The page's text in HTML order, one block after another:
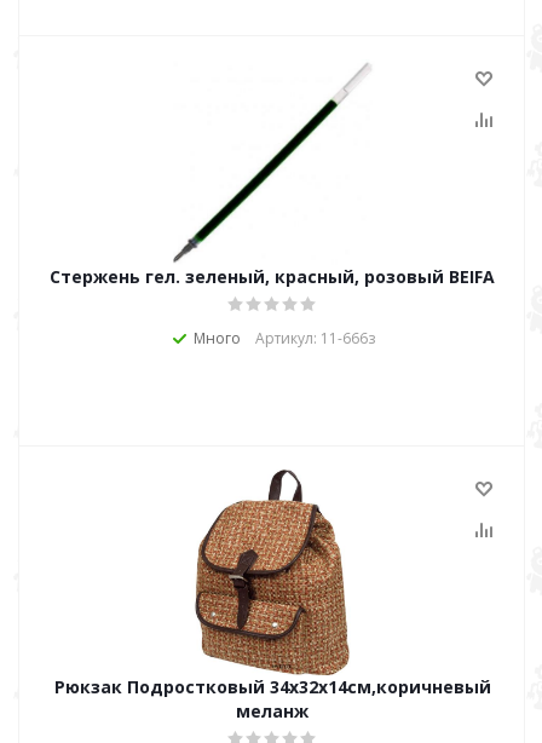
Стержень гел. зеленый, красный, розовый BEIFA
Много Артикул: 11-666з
Рюкзак Подростковый 34х32х14см,коричневый
меланж